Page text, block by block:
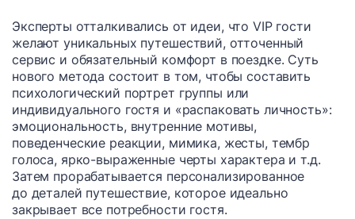
Эксперты отталкивались от идеи, что VIP гости
желают уникальных путешествий, отточенный
сервис и обязательный комфорт в поездке. Суть
нового метода состоит в том, чтобы составить
психологический портрет группы или
индивидуального гостя и «распаковать личность»:
эмоциональность, внутренние мотивы,
поведенческие реакции, мимика, жесты, тембр
голоса, ярко-выраженные черты характера и т.д.
Затем прорабатывается персонализированное
до деталей путешествие, которое идеально
закрывает все потребности гостя.